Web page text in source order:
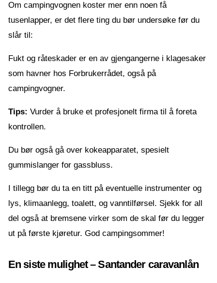
Om campingvognen koster mer enn noen få
tusenlapper, er det flere ting du bør undersøke før du
slår til:
Fukt og råteskader er en av gjengangerne i klagesaker
som havner hos Forbrukerrådet, også på
campingvogner.
Tips: Vurder å bruke et profesjonelt firma til å foreta
kontrollen.
Du bør også gå over kokeapparatet, spesielt
gummislanger for gassbluss.
I tillegg bør du ta en titt på eventuelle instrumenter og
lys, klimaanlegg, toalett, og vanntilførsel. Sjekk for all
del også at bremsene virker som de skal før du legger
ut på første kjøretur. God campingsommer!
En siste mulighet – Santander caravanlån